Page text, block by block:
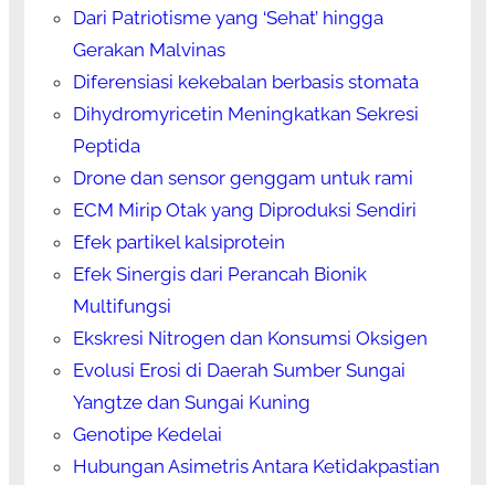
Dari Patriotisme yang ‘Sehat’ hingga
Gerakan Malvinas
Diferensiasi kekebalan berbasis stomata
Dihydromyricetin Meningkatkan Sekresi
Peptida
Drone dan sensor genggam untuk rami
ECM Mirip Otak yang Diproduksi Sendiri
Efek partikel kalsiprotein
Efek Sinergis dari Perancah Bionik
Multifungsi
Ekskresi Nitrogen dan Konsumsi Oksigen
Evolusi Erosi di Daerah Sumber Sungai
Yangtze dan Sungai Kuning
Genotipe Kedelai
Hubungan Asimetris Antara Ketidakpastian